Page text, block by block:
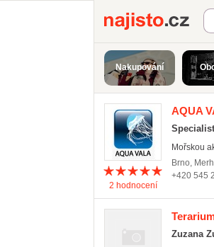
Nakupování
AQUA
2 hodnocení
Mořskou
Brno,
+420 545
Zuzana